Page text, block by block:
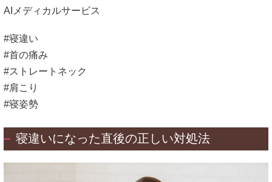
AIメディカルサービス
#寝違い
#首の痛み
#ストレートネック
#肩こり
#寝姿勢
寝違いになった直後の正しい対処法